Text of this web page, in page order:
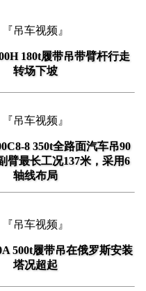
『吊车视频』
180t履带吊带臂杆行走
转场下坡
『吊车视频』
8 350t全路面汽车吊90
臂最长工况137米，采用6
轴线布局
『吊车视频』
500t履带吊在俄罗斯安装
塔况超起